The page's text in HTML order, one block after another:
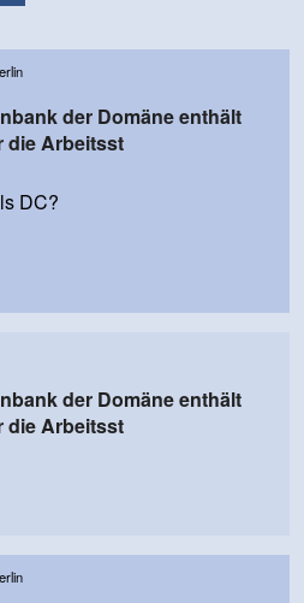
der Domäne enthält
die Arbeitsst
DC?
der Domäne enthält
die Arbeitsst